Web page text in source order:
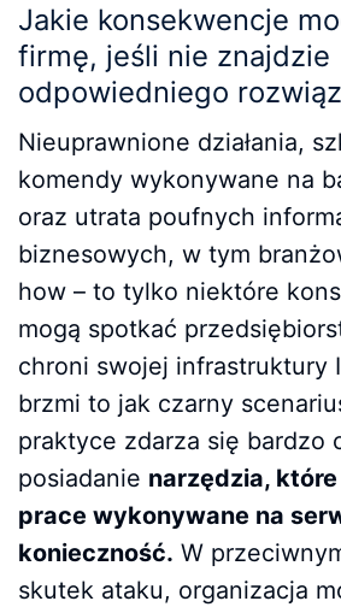
Jakie konsekwencje
firmę, jeśli nie znajdzie
odpowiedniego
Nieuprawnione działania,
komendy wykonywane na
oraz utrata poufnych
biznesowych, w tym
how – to tylko niektóre
mogą spotkać
chroni swojej infrastruktury
brzmi to jak czarny
praktyce zdarza się bardzo
posiadanie narzędzia,
prace wykonywane na
konieczność. W
skutek ataku, organizacja